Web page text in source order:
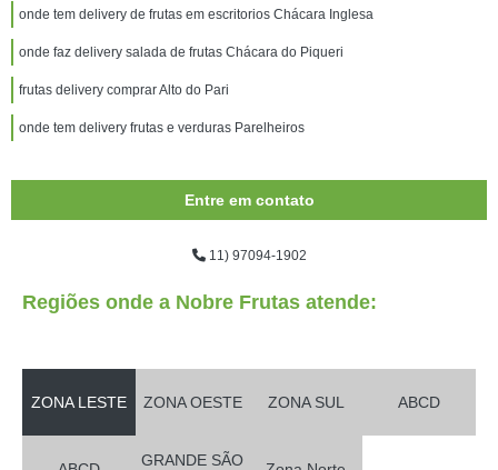
onde tem delivery de frutas em escritorios Chácara Inglesa
onde faz delivery salada de frutas Chácara do Piqueri
frutas delivery comprar Alto do Pari
onde tem delivery frutas e verduras Parelheiros
Entre em contato
11) 97094-1902
Regiões onde a Nobre Frutas atende:
ZONA LESTE ZONA OESTE ZONA SUL ABCD
GRANDE SÃO